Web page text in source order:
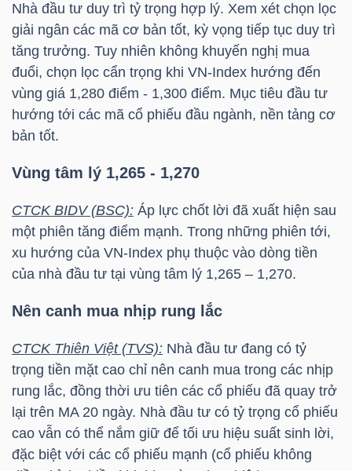
Nhà đầu tư duy trì tỷ trọng hợp lý. Xem xét chọn lọc
giải ngân các mã cơ bản tốt, kỳ vọng tiếp tục duy trì
tăng trưởng. Tuy nhiên không khuyến nghị mua
đuổi, chọn lọc cẩn trọng khi VN-Index hướng đến
vùng giá 1,280 điểm - 1,300 điểm. Mục tiêu đầu tư
hướng tới các mã cổ phiếu đầu ngành, nền tảng cơ
bản tốt.
Vùng tâm lý 1,265 - 1,270
CTCK BIDV (BSC): Áp lực chốt lời đã xuất hiện sau
một phiên tăng điểm mạnh. Trong những phiên tới,
xu hướng của VN-Index phụ thuộc vào dòng tiền
của nhà đầu tư tại vùng tâm lý 1,265 – 1,270.
Nên canh mua nhịp rung lắc
CTCK Thiên Việt (TVS): Nhà đầu tư đang có tỷ
trọng tiền mặt cao chỉ nên canh mua trong các nhịp
rung lắc, đồng thời ưu tiên các cổ phiếu đã quay trở
lại trên MA 20 ngày. Nhà đầu tư có tỷ trọng cổ phiếu
cao vẫn có thể nắm giữ để tối ưu hiệu suất sinh lời,
đặc biệt với các cổ phiếu mạnh (cổ phiếu không
NĂNG
LƯỢNG
NGUYÊN
LIỆU
CÔNG
TIÊU
DÙNG
KHÔNG
THIẾT